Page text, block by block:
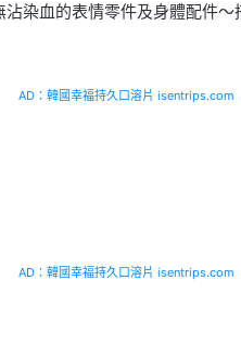
染血的表情零件及身體配件～
AD：韓國幸福持久口溶片 isentrips.com
AD：韓國幸福持久口溶片 isentrips.com